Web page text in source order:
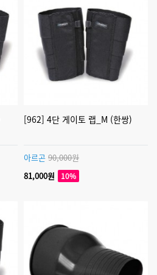
[962] 4단 게이토 랩_M (한쌍)
아르곤 90,000원
81,000원
10%